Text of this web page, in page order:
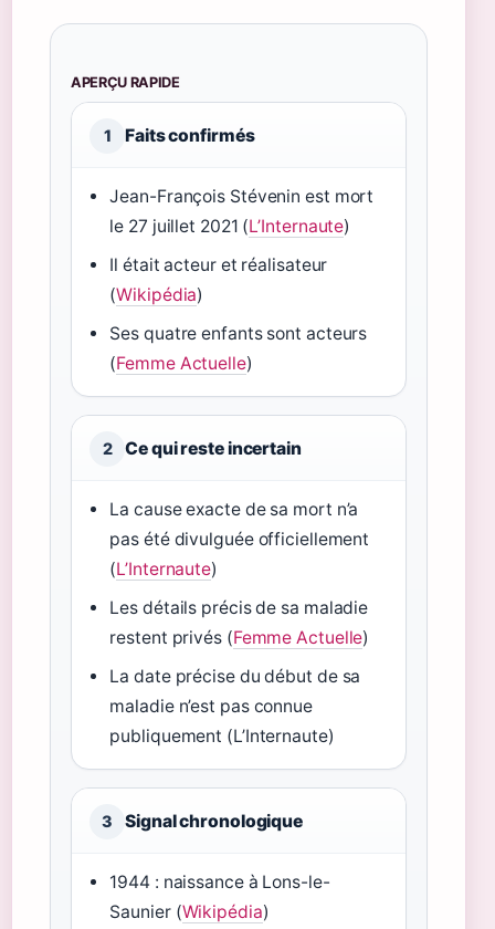
APERÇU RAPIDE
1 Faits confirmés
Jean-François Stévenin est mort
le 27 juillet 2021 (L’Internaute)
Il était acteur et réalisateur
(Wikipédia)
Ses quatre enfants sont acteurs
(Femme Actuelle)
2 Ce qui reste incertain
La cause exacte de sa mort n’a
pas été divulguée officiellement
(L’Internaute)
Les détails précis de sa maladie
restent privés (Femme Actuelle)
La date précise du début de sa
maladie n’est pas connue
publiquement (L’Internaute)
3 Signal chronologique
1944 : naissance à Lons-le-
Saunier (Wikipédia)